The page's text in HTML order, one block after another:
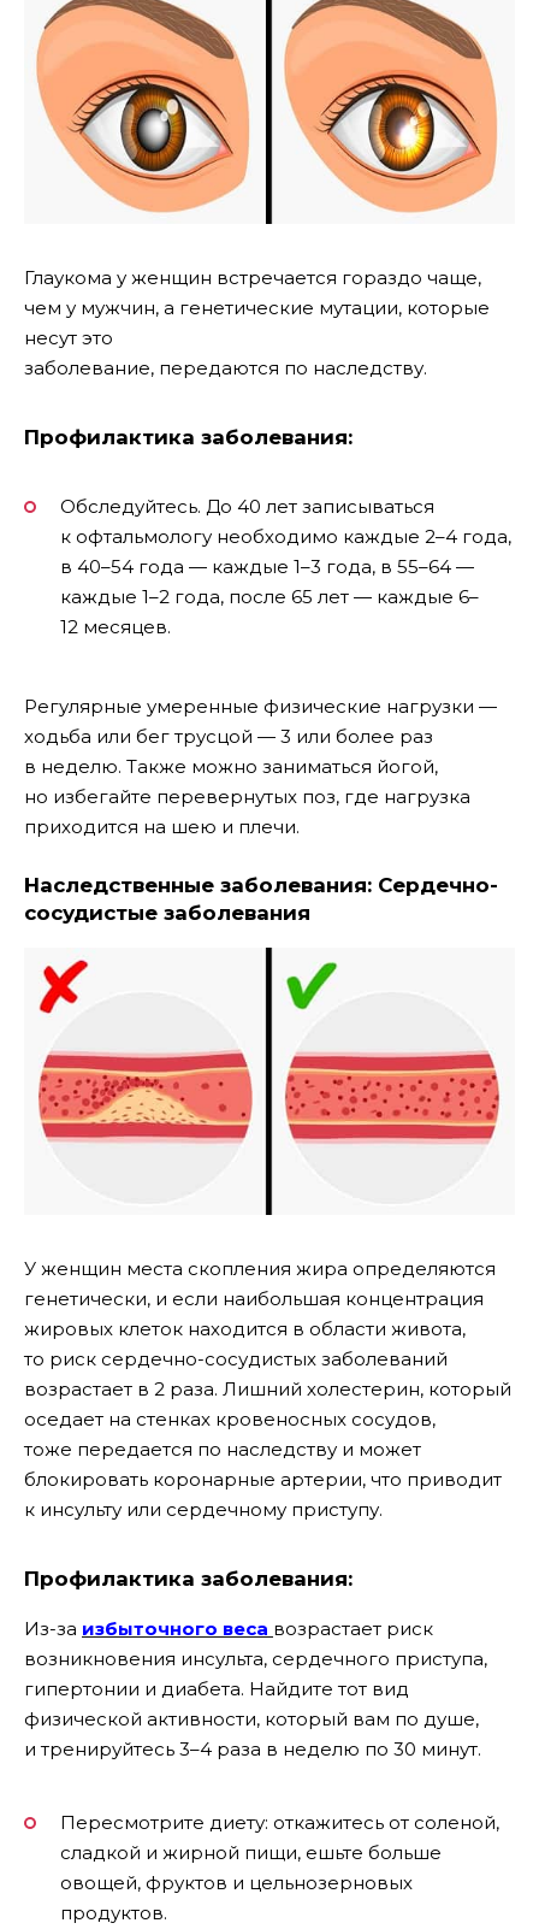
Глаукома у женщин встречается гораздо чаще,
чем у мужчин, а генетические мутации, которые
несут это
заболевание, передаются по наследству.
Профилактика заболевания:
Обследуйтесь. До 40 лет записываться
к офтальмологу необходимо каждые 2–4 года,
в 40–54 года — каждые 1–3 года, в 55–64 —
каждые 1–2 года, после 65 лет — каждые 6–
12 месяцев.
Регулярные умеренные физические нагрузки —
ходьба или бег трусцой — 3 или более раз
в неделю. Также можно заниматься йогой,
но избегайте перевернутых поз, где нагрузка
приходится на шею и плечи.
Наследственные заболевания: Сердечно-
сосудистые заболевания
У женщин места скопления жира определяются
генетически, и если наибольшая концентрация
жировых клеток находится в области живота,
то риск сердечно-сосудистых заболеваний
возрастает в 2 раза. Лишний холестерин, который
оседает на стенках кровеносных сосудов,
тоже передается по наследству и может
блокировать коронарные артерии, что приводит
к инсульту или сердечному приступу.
Профилактика заболевания:
Из-за избыточного веса возрастает риск
возникновения инсульта, сердечного приступа,
гипертонии и диабета. Найдите тот вид
физической активности, который вам по душе,
и тренируйтесь 3–4 раза в неделю по 30 минут.
Пересмотрите диету: откажитесь от соленой,
сладкой и жирной пищи, ешьте больше
овощей, фруктов и цельнозерновых
продуктов.